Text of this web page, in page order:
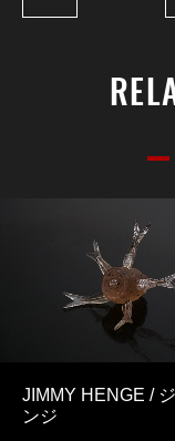
JIMMY HENGE /
ンジ